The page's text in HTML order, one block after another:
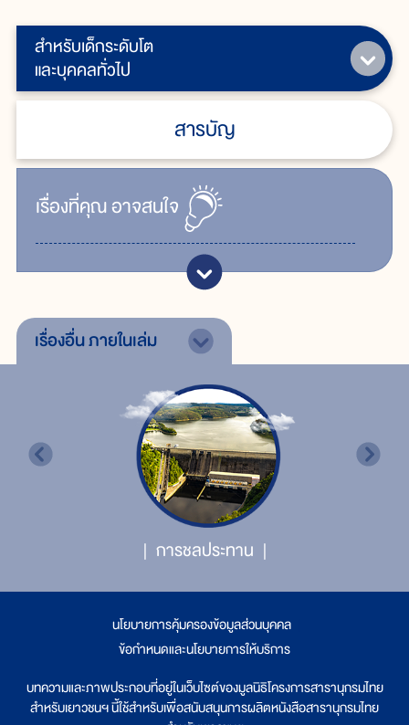
สำหรับเด็กระดับโต
และบุคคลทั่วไป
สารบัญ
เรื่ิองที่คุณอาจสนใจ
เรื่องอื่นภายในเล่ม
การชลประทาน
นโยบายการคุ้มครองข้อมูลส่วนบุคคล
ข้อกำหนดและนโยบายการให้บริการ
บทความและภาพประกอบที่อยู่ในเว็บไซต์ของมูลนิธิโครงการสารานุกรมไทย
สำหรับเยาวชนฯ นี้ใช้สำหรับเพื่อสนับสนุนการผลิตหนังสือสารานุกรมไทย